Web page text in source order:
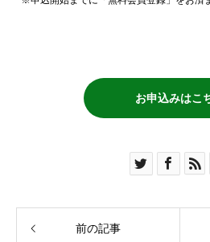
お申込みはこ
前の記事